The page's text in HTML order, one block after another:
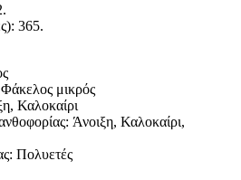
365.
μικρός
Καλοκαίρι
Άνοιξη, Καλοκαίρι,
Πολυετές